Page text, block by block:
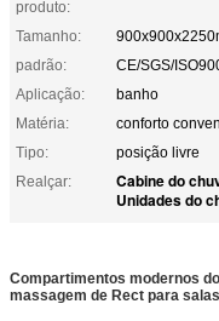
produto:
Tamanho:
padrão:
CE/SGS/
Aplicação:
banho
Matéria:
conforto
Tipo:
posição livre
Realçar:
Cabine do
Unidades do
Compartimentos modernos
massagem de Rect para